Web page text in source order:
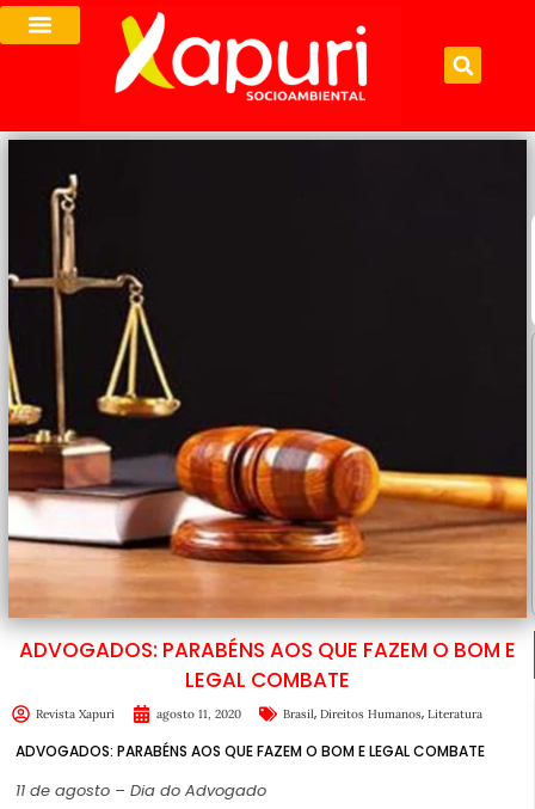
ADVOGADOS: PARABÉNS AOS QUE FAZEM O BOM E
LEGAL COMBATE
Revista Xapuri agosto 11, 2020 Brasil, Direitos Humanos, Literatura
ADVOGADOS: PARABÉNS AOS QUE FAZEM O BOM E LEGAL COMBATE
11 de agosto – Dia do Advogado